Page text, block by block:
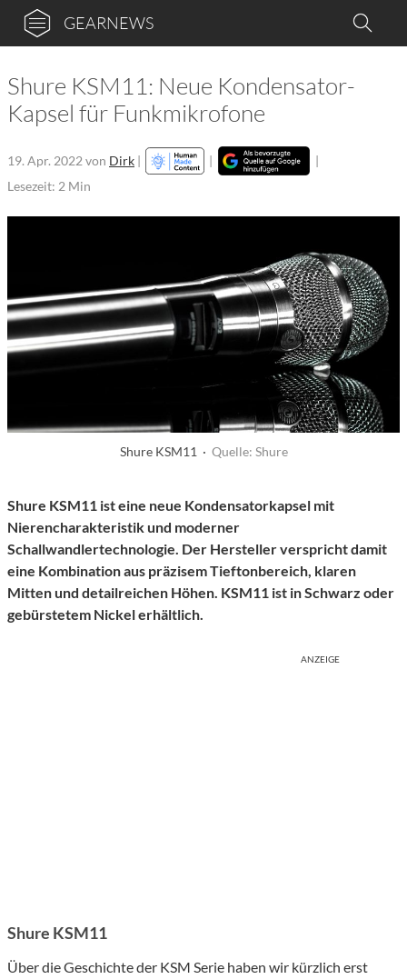
GEARNEWS
Shure KSM11: Neue Kondensator-
Kapsel für Funkmikrofone
19. Apr. 2022 von Dirk | |
|
Lesezeit: 2 Min
Shure KSM11 · Quelle: Shure
Shure KSM11 ist eine neue Kondensatorkapsel mit
Nierencharakteristik und moderner
Schallwandlertechnologie. Der Hersteller verspricht damit
eine Kombination aus präzisemTieftonbereich, klaren
Mitten und detailreichen Höhen. KSM11 ist in Schwarz oder
gebürstetem Nickel erhältlich.
ANZEIGE
Shure KSM11
Über die Geschichte der KSM Serie haben wir kürzlich erst